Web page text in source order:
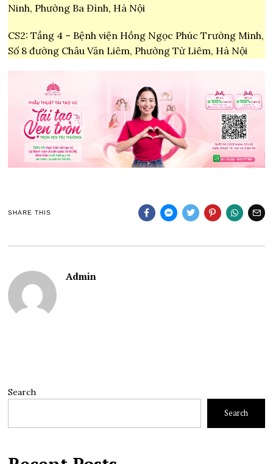
Ninh, Phường Ba Đình, Hà Nội
CS2: Tầng 4 – Bệnh viện Hồng Ngọc Phúc Trường Minh,
Số 8 đường Châu Văn Liêm, Phường Từ Liêm, Hà Nội
SHARE THIS
Admin
Search
Search